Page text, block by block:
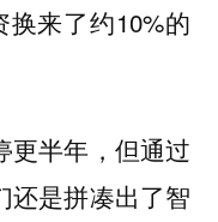
来了约10%的
更半年，但通过
还是拼凑出了智